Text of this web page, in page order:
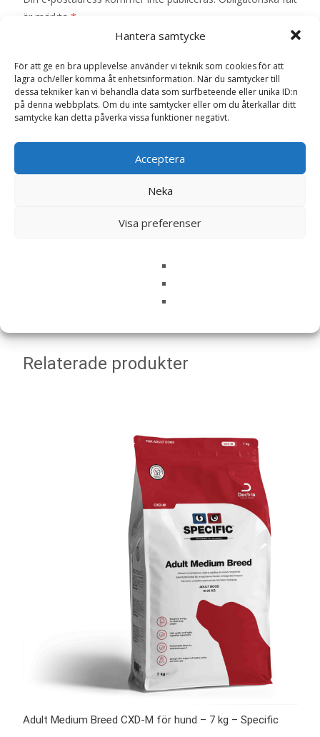
Hantera samtycke
För att ge en bra upplevelse använder vi teknik som cookies för att
lagra och/eller komma åt enhetsinformation. När du samtycker till
dessa tekniker kan vi behandla data som surfbeteende eller unika ID:n
på denna webbplats. Om du inte samtycker eller om du återkallar ditt
samtycke kan detta påverka vissa funktioner negativt.
Acceptera
Neka
Visa preferenser
är märkta *
Din recension *
Namn*
Spara mitt namn, min e-postadress och webbplats i
Relaterade produkter
Adult Medium Breed CXD-M för hund – 7 kg – Specific